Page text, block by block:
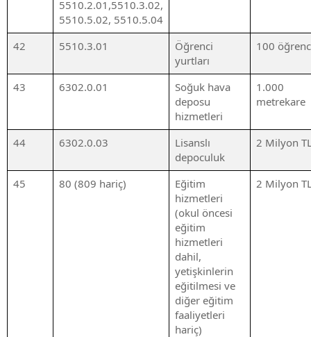
5510.2.01,5510.3.02,
5510.5.02, 5510.5.04
42 5510.3.01
Öğrenci
yurtları
100
43 6302.0.01
Soğuk hava
deposu
hizmetleri
1.000
metrekare
44 6302.0.03
Lisanslı
depoculuk
2 Milyon
45 80 (809 hariç)
Eğitim
hizmetleri
(okul öncesi
eğitim
hizmetleri
dahil,
yetişkinlerin
eğitilmesi ve
diğer eğitim
faaliyetleri
hariç)
2 Milyon